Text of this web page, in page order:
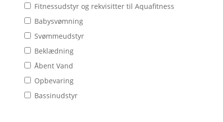
Fitnessudstyr og rekvisitter til Aquafitness
Babysvømning
Svømmeudstyr
Beklædning
Åbent Vand
Opbevaring
Bassinudstyr